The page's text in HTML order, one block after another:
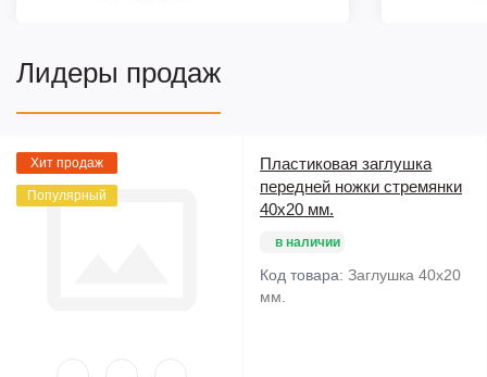
Лидеры продаж
Хит продаж
Популярный
Пластиковая заглушка
передней ножки стремянки
40х20 мм.
в наличии
Код товара: Заглушка 40х20
мм.